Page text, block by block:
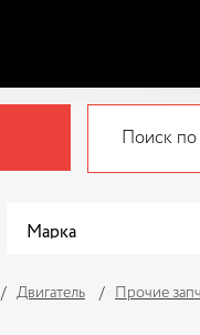
Двигатель Прочие